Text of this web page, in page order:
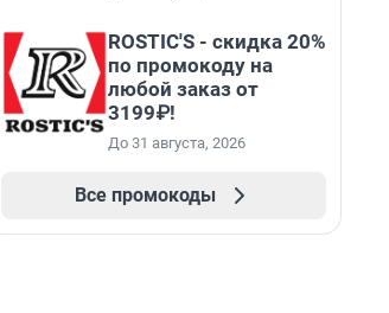
ROSTIC'S - скидка 20%
по промокоду на
любой заказ от
3199₽!
До 31 августа, 2026
Все промокоды